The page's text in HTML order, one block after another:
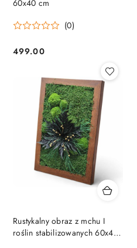
60x40 cm
(0)
Cena:
499.00
Rustykalny obraz z mchu I
roślin stabilizowanych 60x40